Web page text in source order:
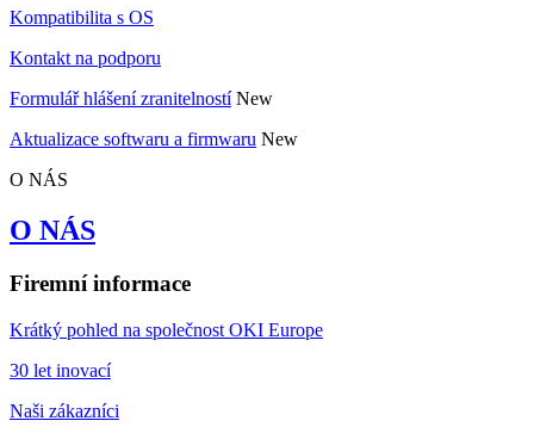
Kompatibilita s OS
Kontakt na podporu
Formulář hlášení zranitelností New
Aktualizace softwaru a firmwaru New
O NÁS
O NÁS
Firemní informace
Krátký pohled na společnost OKI Europe
30 let inovací
Naši zákazníci